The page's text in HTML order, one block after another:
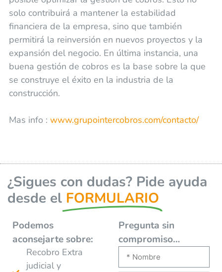
solo contribuirá a mantener la estabilidad
financiera de la empresa, sino que también
permitirá la reinversión en nuevos proyectos y la
expansión del negocio. En última instancia, una
buena gestión de cobros es la base sobre la que
se construye el éxito en la industria de la
construcción.
Mas info : www.grupointercobros.com/contacto/
¿Sigues con dudas? Pide ayuda
desde el FORMULARIO
Podemos
aconsejarte sobre:
Recobro Extra
judicial y
Pregunta sin
compromiso…